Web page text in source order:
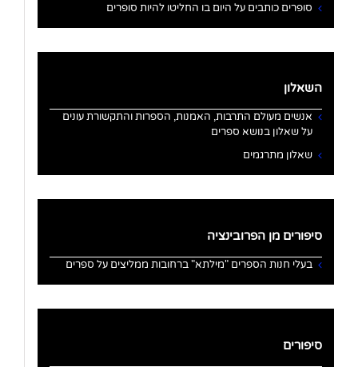
סופרים כותבים על היום בו החליטו להיות סופרים
השאלון
אנשים מעולם התרבות, האמנות, הספרות והתקשורת עונים
על שאלון בנושא ספרים
שאלון מתרגמים
סיפורים מן הפרובינציה
בעלי חנות הספרים "מילתא" ברחובות ממליצים על ספרים
סיפורים